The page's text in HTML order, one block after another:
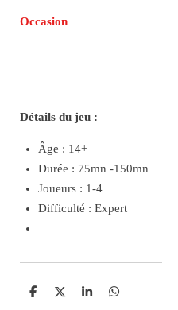
Occasion
Détails du jeu :
Âge : 14+
Durée : 75mn -150mn
Joueurs : 1-4
Difficulté : Expert
P
P
P
P